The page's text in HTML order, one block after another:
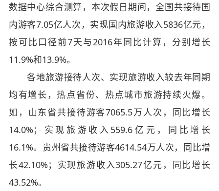
数据中心综合测算，本次假日期间，全国共接待国
内游客7.05亿人次，实现国内旅游收入5836亿元，
按可比口径前7天与2016年同比计算，分别增长
11.9%和13.9%。
各地旅游接待人次、实现旅游收入较去年同期
均有增长，热点省份、热点城市旅游持续火爆。
如，山东省共接待游客7065.5万人次，同比增长
14.0%；实现旅游收入559.6亿元，同比增长
16.1%。贵州省共接待游客4614.54万人次，同比增
长42.10%；实现旅游收入305.27亿元，同比增长
43.52%。